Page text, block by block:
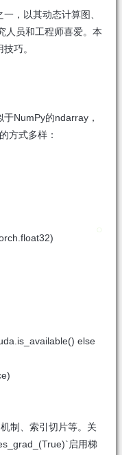
，以其动态计算图、
人员和工程师喜爱。本
巧。
NumPy的ndarray，
方式多样：
else
制、索引切片等。关
启用梯